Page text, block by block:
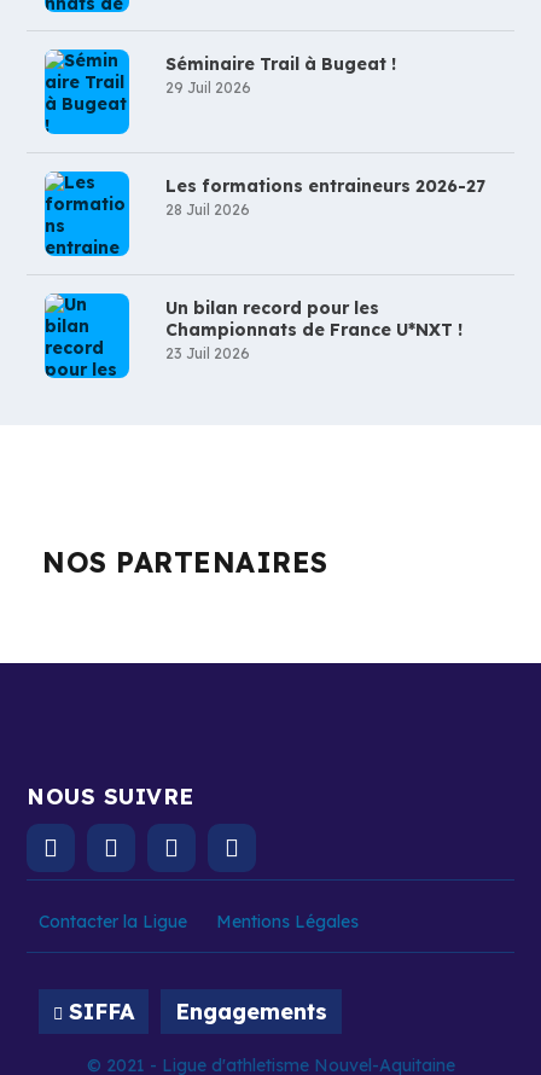
Séminaire Trail à Bugeat !
29 Juil 2026
Les formations entraineurs 2026-27
28 Juil 2026
Un bilan record pour les
Championnats de France U*NXT !
23 Juil 2026
NOS PARTENAIRES
NOUS SUIVRE
Contacter la Ligue Mentions Légales
SIFFA Engagements
© 2021 - Ligue d'athletisme Nouvel-Aquitaine